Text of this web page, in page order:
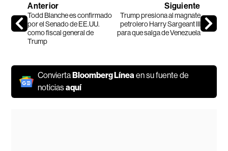
Anterior
Todd Blanche es confirmado
por el Senado de EE.UU.
como fiscal general de
Trump
Siguiente
Trump presiona al magnate
petrolero Harry Sargeant III
para que salga de Venezuela
ConviertaBloomberg Líneaen su fuente de
noticiasaquí